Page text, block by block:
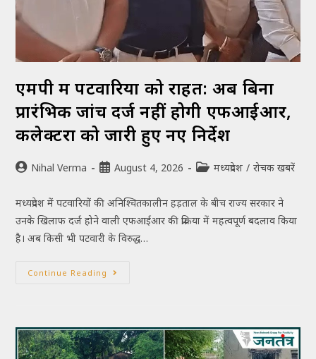
एमपी में पटवारियों को राहत: अब बिना
प्रारंभिक जांच दर्ज नहीं होगी एफआईआर,
कलेक्टरों को जारी हुए नए निर्देश
Nihal Verma August 4, 2026 मध्यप्रदेश / रोचक खबरें
मध्यप्रदेश में पटवारियों की अनिश्चितकालीन हड़ताल के बीच राज्य सरकार ने
उनके खिलाफ दर्ज होने वाली एफआईआर की प्रक्रिया में महत्वपूर्ण बदलाव किया
है। अब किसी भी पटवारी के विरुद्ध…
Continue Reading